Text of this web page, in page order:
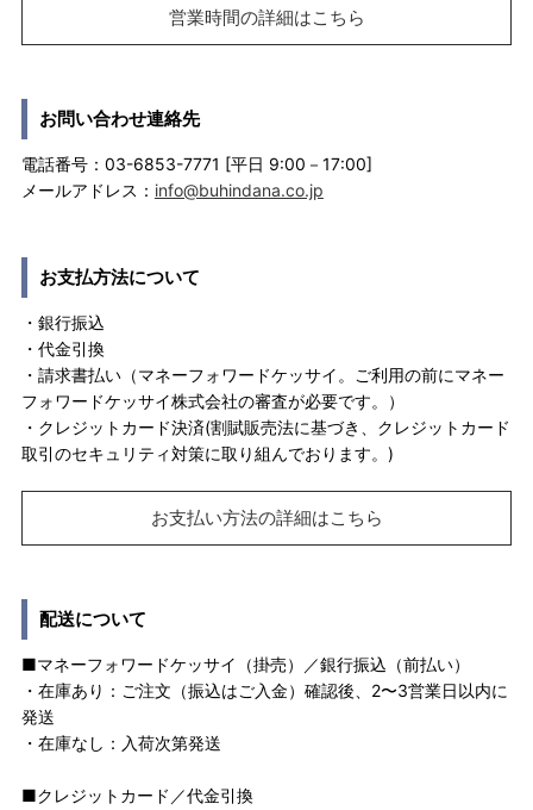
営業時間の詳細はこちら
お問い合わせ連絡先
電話番号：03-6853-7771 [平日 9:00－17:00]
メールアドレス： info@buhindana.co.jp
お支払方法について
・銀行振込
・代金引換
・請求書払い（マネーフォワードケッサイ。ご利用の前にマネー
フォワードケッサイ株式会社の審査が必要です。）
・クレジットカード決済(割賦販売法に基づき、クレジットカード
取引のセキュリティ対策に取り組んでおります。)
お支払い方法の詳細はこちら
配送について
■マネーフォワードケッサイ（掛売）／銀行振込（前払い）
・在庫あり：ご注文（振込はご入金）確認後、2〜3営業日以内に
発送
・在庫なし：入荷次第発送
■クレジットカード／代金引換